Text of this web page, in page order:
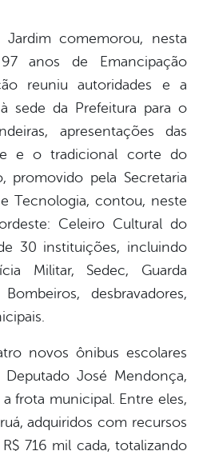
comemorou, nesta
anos de Emancipação
reuniu autoridades e a
sede da Prefeitura para o
apresentações das
e o tradicional corte do
promovido pela Secretaria
Tecnologia, contou, neste
Celeiro Cultural do
30 instituições, incluindo
Militar, Sedec, Guarda
desbravadores,
novos ônibus escolares
José Mendonça,
frota municipal. Entre eles,
adquiridos com recursos
716 mil cada, totalizando